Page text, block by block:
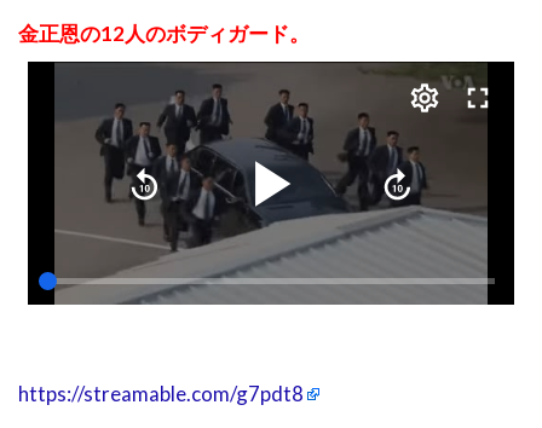
金正恩の12人のボディガード。
https://streamable.com/g7pdt8